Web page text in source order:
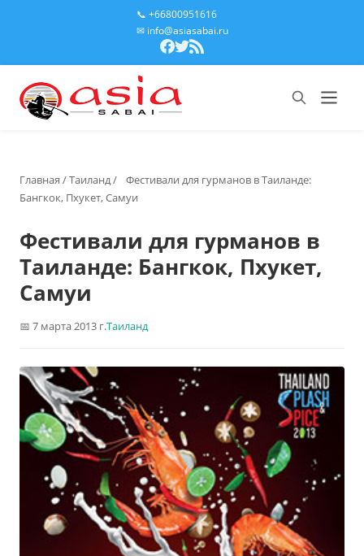
📞 +66800951616
✉ info@asiasabai.ru
Главная /Таиланд/
Фестивали для гурманов в Таиланде:
Бангкок, Пхукет, Самуи
Фестивали для гурманов в
Таиланде: Бангкок, Пхукет,
Самуи
7 марта 2013 г.Таиланд